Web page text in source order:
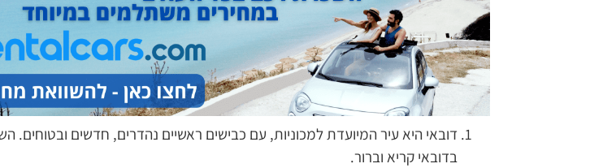
דובאי היא עיר המיועדת למכוניות, עם כבישים ראשיים נהדרים, חדשים ובטוחים.
בדובאי קריא וברור.